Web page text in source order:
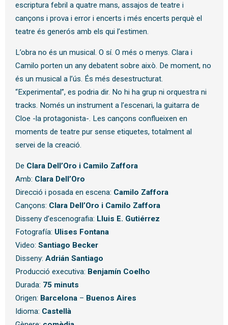
escriptura febril a quatre mans, assajos de teatre i
cançons i prova i error i encerts i més encerts perquè el
teatre és generós amb els qui l’estimen.
L’obra no és un musical. O sí. O més o menys. Clara i
Camilo porten un any debatent sobre això. De moment, no
és un musical a l’ús. És més desestructurat.
“Experimental”, es podria dir. No hi ha grup ni orquestra ni
tracks. Només un instrument a l’escenari, la guitarra de
Cloe -la protagonista-. Les cançons conflueixen en
moments de teatre pur sense etiquetes, totalment al
servei de la creació.
De Clara Dell’Oro i Camilo Zaffora
Amb: Clara Dell’Oro
Direcció i posada en escena: Camilo Zaffora
Cançons: Clara Dell’Oro i Camilo Zaffora
Disseny d’escenografia: Lluis E. Gutiérrez
Fotografía: Ulises Fontana
Video: Santiago Becker
Disseny: Adrián Santiago
Producció executiva: Benjamín Coelho
Durada: 75 minuts
Origen: Barcelona– Buenos Aires
Idioma: Castellà